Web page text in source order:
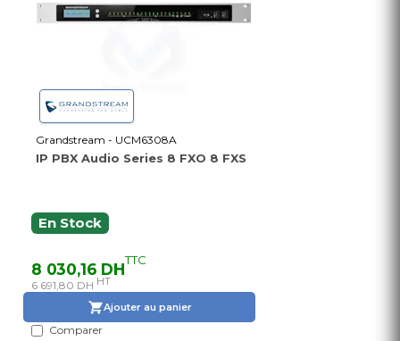
Grandstream - UCM6308A
IP PBX Audio Series 8 FXO 8 FXS
En Stock
8 030,16 DHTTC
6 691,80 DH HT
Ajouter au panier
Comparer